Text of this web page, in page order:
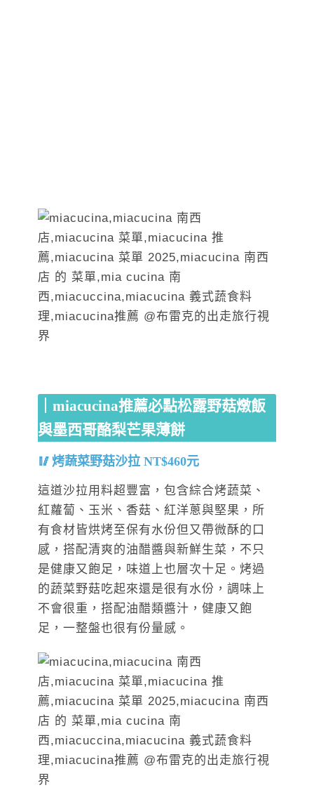
｜miacucina推薦必點松露野菇燉飯
與墨西哥酪梨芒果薄餅
烤蔬菜野菇沙拉 NT$460元
這道沙拉用料超豐富，包含綜合烤蔬菜、
紅蘿蔔、玉米、香菇、紅洋蔥與堅果，所
有食材皆烘烤至保有水份但又帶微酥的口
感，搭配清爽的油醋醬與新鮮生菜，不只
是健康又飽足，味道上也層次十足。烤過
的蔬菜野菇吃起來還是很有水份，調味上
不會很重，搭配油醋類醬汁，健康又飽
足，一整盤也很有份量感。